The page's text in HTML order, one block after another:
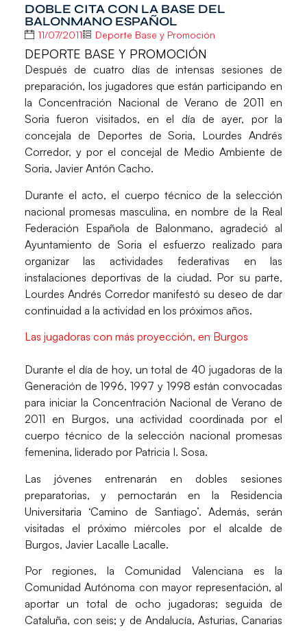
DOBLE CITA CON LA BASE DEL
BALONMANO ESPAÑOL
11/07/2011 Deporte Base y Promoción
DEPORTE BASE Y PROMOCIÓN
Después de cuatro días de intensas sesiones de
preparación, los jugadores que están participando en
la Concentración Nacional de Verano de 2011 en
Soria fueron visitados, en el día de ayer, por la
concejala de Deportes de Soria, Lourdes Andrés
Corredor, y por el concejal de Medio Ambiente de
Soria, Javier Antón Cacho.
Durante el acto, el cuerpo técnico de la selección
nacional promesas masculina, en nombre de la Real
Federación Española de Balonmano, agradeció al
Ayuntamiento de Soria el esfuerzo realizado para
organizar las actividades federativas en las
instalaciones deportivas de la ciudad. Por su parte,
Lourdes Andrés Corredor manifestó su deseo de dar
continuidad a la actividad en los próximos años.
Las jugadoras con más proyección, en Burgos
Durante el día de hoy, un total de 40 jugadoras de la
Generación de 1996, 1997 y 1998 están convocadas
para iniciar la Concentración Nacional de Verano de
2011 en Burgos, una actividad coordinada por el
cuerpo técnico de la selección nacional promesas
femenina, liderado por Patricia I. Sosa.
Las jóvenes entrenarán en dobles sesiones
preparatorias, y pernoctarán en la Residencia
Universitaria ‘Camino de Santiago’. Además, serán
visitadas el próximo miércoles por el alcalde de
Burgos, Javier Lacalle Lacalle.
Por regiones, la Comunidad Valenciana es la
Comunidad Autónoma con mayor representación, al
aportar un total de ocho jugadoras; seguida de
Cataluña, con seis; y de Andalucía, Asturias, Canarias